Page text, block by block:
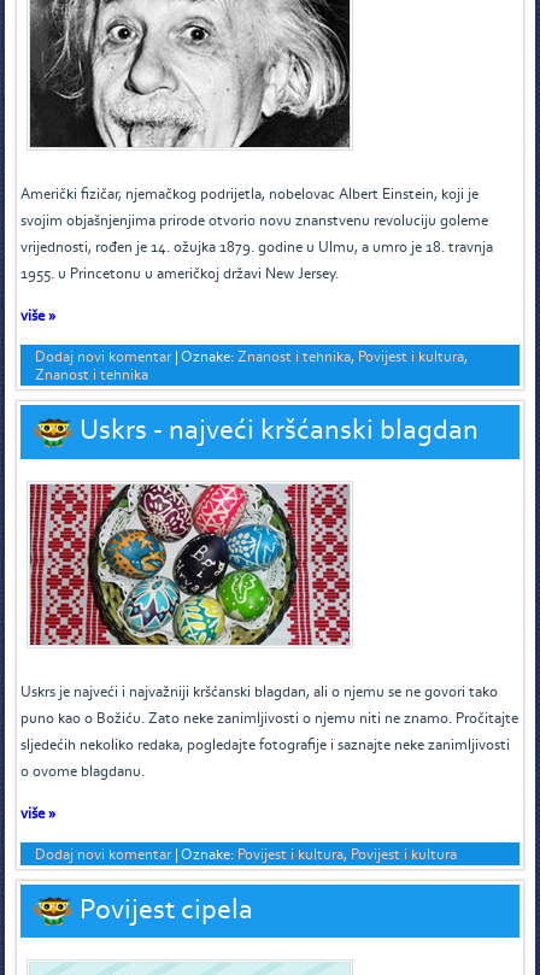
Američki fizičar, njemačkog podrijetla, nobelovac Albert Einstein, koji je
svojim objašnjenjima prirode otvorio novu znanstvenu revoluciju goleme
vrijednosti, rođen je 14. ožujka 1879. godine u Ulmu, a umro je 18. travnja
1955. u Princetonu u američkoj državi New Jersey.
više »
Dodaj novi komentar|Oznake:Znanost i tehnika, Povijest i kultura,
Znanost i tehnika
Uskrs - najveći kršćanski blagdan
Uskrs je najveći i najvažniji kršćanski blagdan, ali o njemu se ne govori tako
puno kao o Božiću. Zato neke zanimljivosti o njemu niti ne znamo. Pročitajte
sljedećih nekoliko redaka, pogledajte fotografije i saznajte neke zanimljivosti
o ovome blagdanu.
više »
Dodaj novi komentar|Oznake: Povijest i kultura, Povijest i kultura
Povijest cipela